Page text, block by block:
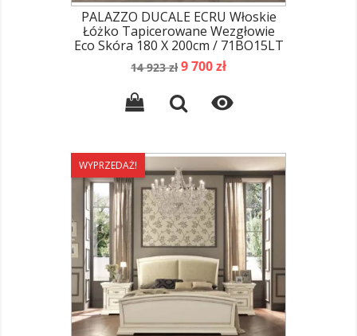
PALAZZO DUCALE ECRU Włoskie
Łóżko Tapicerowane Wezgłowie
Eco Skóra 180 X 200cm / 71BO15LT
Cena
14 923 zł Cena
9 700 zł

WYPRZEDAŻ!